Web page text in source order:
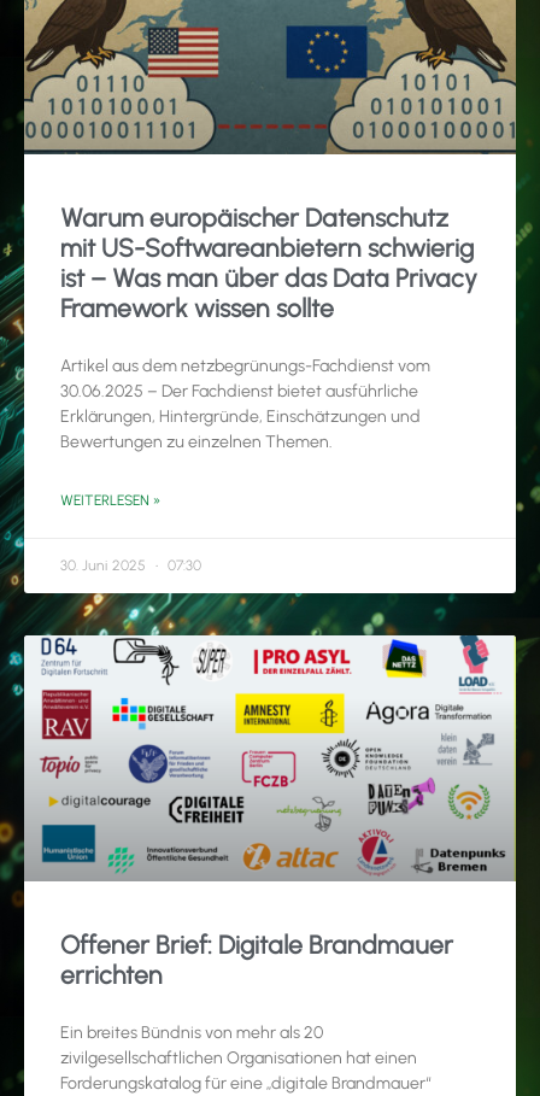
Warum europäischer Datenschutz
mit US-Softwareanbietern schwierig
ist – Was man über das Data Privacy
Framework wissen sollte
Artikel aus dem netzbegrünungs-Fachdienst vom
30.06.2025 – Der Fachdienst bietet ausführliche
Erklärungen, Hintergründe, Einschätzungen und
Bewertungen zu einzelnen Themen.
WEITERLESEN »
30. Juni 2025 07:30
Offener Brief: Digitale Brandmauer
errichten
Ein breites Bündnis von mehr als 20
zivilgesellschaftlichen Organisationen hat einen
Forderungskatalog für eine „digitale Brandmauer“